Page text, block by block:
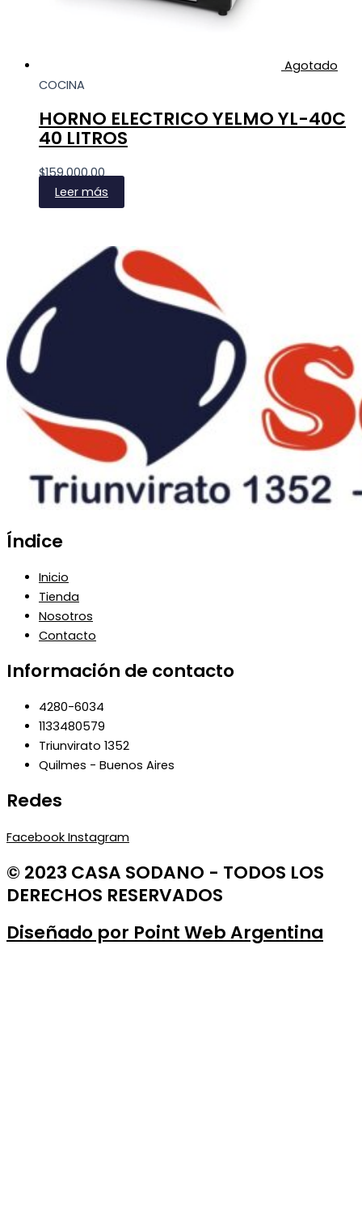
Agotado
COCINA
HORNO ELECTRICO YELMO YL-40C
40 LITROS
$159,000.00
Leer más
Índice
Inicio
Tienda
Nosotros
Contacto
Información de contacto
4280-6034
1133480579
Triunvirato 1352
Quilmes - Buenos Aires
Redes
Facebook Instagram
© 2023 CASA SODANO - TODOS LOS
DERECHOS RESERVADOS
Diseñado por Point Web Argentina